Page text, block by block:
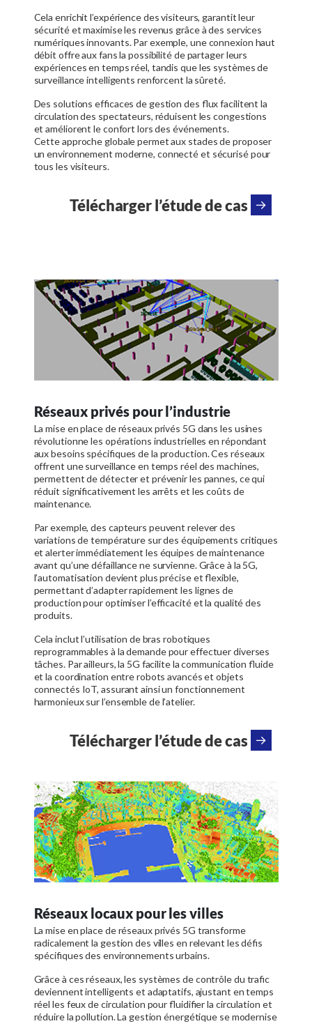
Cela enrichit l’expérience des visiteurs, garantit leur
sécurité et maximise les revenus grâce à des services
numériques innovants. Par exemple, une connexion haut
débit offre aux fans la possibilité de partager leurs
expériences en temps réel, tandis que les systèmes de
surveillance intelligents renforcent la sûreté.
Des solutions efficaces de gestion des flux facilitent la
circulation des spectateurs, réduisent les congestions
et améliorent le confort lors des événements.
Cette approche globale permet aux stades de proposer
un environnement moderne, connecté et sécurisé pour
tous les visiteurs.
Télécharger l’étude de cas
Réseaux privés pour l’industrie
La mise en place de réseaux privés 5G dans les usines
révolutionne les opérations industrielles en répondant
aux besoins spécifiques de la production. Ces réseaux
offrent une surveillance en temps réel des machines,
permettent de détecter et prévenir les pannes, ce qui
réduit significativement les arrêts et les coûts de
maintenance.
Par exemple, des capteurs peuvent relever des
variations de température sur des équipements critiques
et alerter immédiatement les équipes de maintenance
avant qu’une défaillance ne survienne. Grâce à la 5G,
l’automatisation devient plus précise et flexible,
permettant d’adapter rapidement les lignes de
production pour optimiser l’efficacité et la qualité des
produits.
Cela inclut l’utilisation de bras robotiques
reprogrammables à la demande pour effectuer diverses
tâches. Par ailleurs, la 5G facilite la communication fluide
et la coordination entre robots avancés et objets
connectés IoT, assurant ainsi un fonctionnement
harmonieux sur l’ensemble de l’atelier.
Télécharger l’étude de cas
Réseaux locaux pour les villes
La mise en place de réseaux privés 5G transforme
radicalement la gestion des villes en relevant les défis
spécifiques des environnements urbains.
Grâce à ces réseaux, les systèmes de contrôle du trafic
deviennent intelligents et adaptatifs, ajustant en temps
réel les feux de circulation pour fluidifier la circulation et
réduire la pollution. La gestion énergétique se modernise